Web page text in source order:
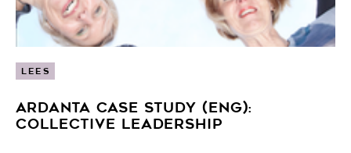
LEES
ARDANTA CASE STUDY (ENG):
COLLECTIVE LEADERSHIP